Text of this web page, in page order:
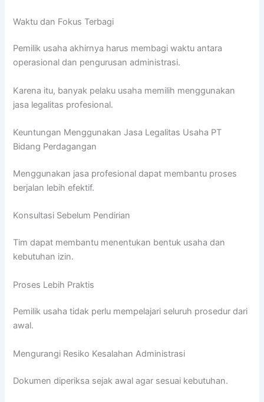
Waktu dan Fokus Terbagi
Pemilik usaha akhirnya harus membagi waktu antara
operasional dan pengurusan administrasi.
Karena itu, banyak pelaku usaha memilih menggunakan
jasa legalitas profesional.
Keuntungan Menggunakan Jasa Legalitas Usaha PT
Bidang Perdagangan
Menggunakan jasa profesional dapat membantu proses
berjalan lebih efektif.
Konsultasi Sebelum Pendirian
Tim dapat membantu menentukan bentuk usaha dan
kebutuhan izin.
Proses Lebih Praktis
Pemilik usaha tidak perlu mempelajari seluruh prosedur dari
awal.
Mengurangi Resiko Kesalahan Administrasi
Dokumen diperiksa sejak awal agar sesuai kebutuhan.